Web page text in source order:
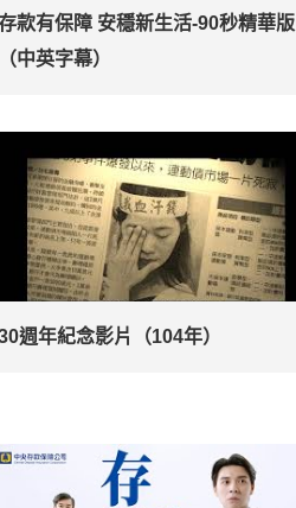
款有保障 安穩新生活-90秒精華版
（中英字幕）
週年紀念影片（104年）